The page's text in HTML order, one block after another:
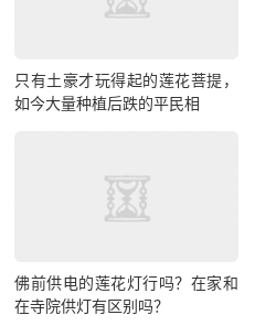
只有土豪才玩得起的莲花菩提，
如今大量种植后跌的平民相
佛前供电的莲花灯行吗？在家和
在寺院供灯有区别吗？